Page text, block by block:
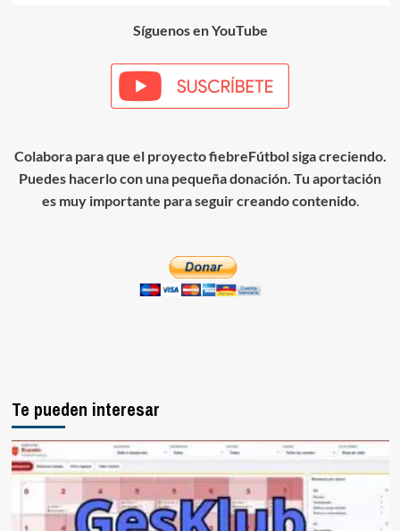
Síguenos en YouTube
Colabora para que el proyecto fiebreFútbol siga creciendo.
Puedes hacerlo con una pequeña donación. Tu aportación
es muy importante para seguir creando contenido.
Te pueden interesar